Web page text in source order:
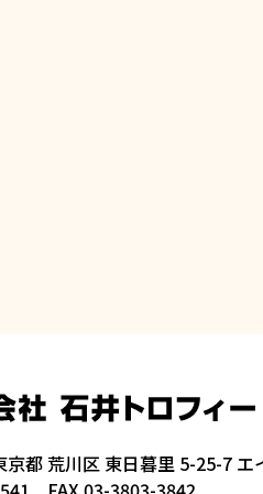
都 荒川区 東日暮里 5-25-7 エ